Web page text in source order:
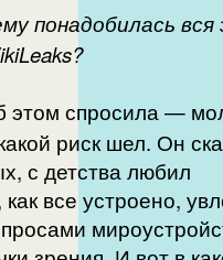
понадобилась вся
этом спросила —
риск шел. Он
с детства любил
все устроено,